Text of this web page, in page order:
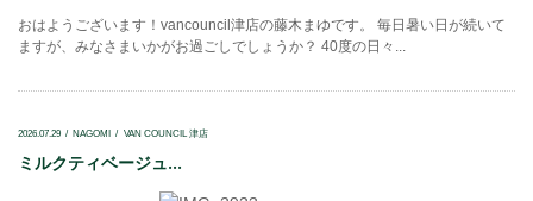
おはようございます！vancouncil津店の藤木まゆです。 毎日暑い日が続いて
ますが、みなさまいかがお過ごしでしょうか？ 40度の日々...
2026.07.29 NAGOMI VAN COUNCIL 津店
ミルクティベージュ...